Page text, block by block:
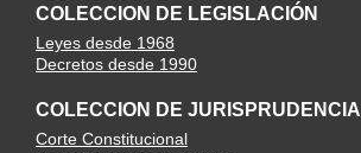
COLECCION DE LEGISLACIÓN
Leyes desde 1968
Decretos desde 1990
COLECCION DE JURISPRUDENCIA
Corte Constitucional